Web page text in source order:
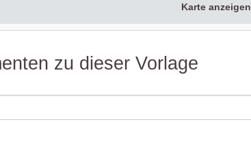
Karte anzeigen
zu dieser Vorlage